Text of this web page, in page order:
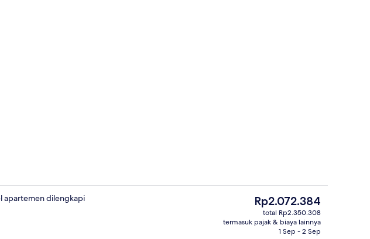
TV layar datar
apartemen dilengkapi
Harga
saat
ini
Rp2.072.384
Rp2.072.384
total Rp2.350.308
termasuk pajak & biaya lainnya
1 Sep - 2 Sep